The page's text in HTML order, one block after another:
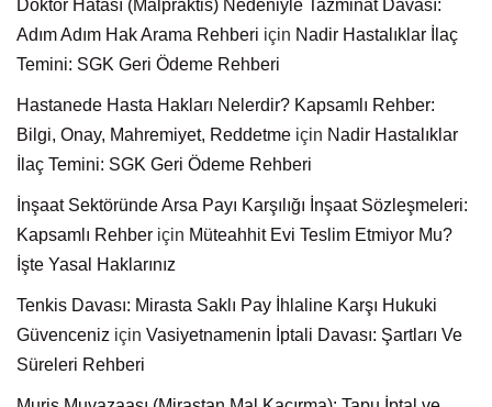
Doktor Hatası (Malpraktis) Nedeniyle Tazminat Davası:
Adım Adım Hak Arama Rehberi için Nadir Hastalıklar İlaç
Temini: SGK Geri Ödeme Rehberi
Hastanede Hasta Hakları Nelerdir? Kapsamlı Rehber:
Bilgi, Onay, Mahremiyet, Reddetme için Nadir Hastalıklar
İlaç Temini: SGK Geri Ödeme Rehberi
İnşaat Sektöründe Arsa Payı Karşılığı İnşaat Sözleşmeleri:
Kapsamlı Rehber için Müteahhit Evi Teslim Etmiyor Mu?
İşte Yasal Haklarınız
Tenkis Davası: Mirasta Saklı Pay İhlaline Karşı Hukuki
Güvenceniz için Vasiyetnamenin İptali Davası: Şartları Ve
Süreleri Rehberi